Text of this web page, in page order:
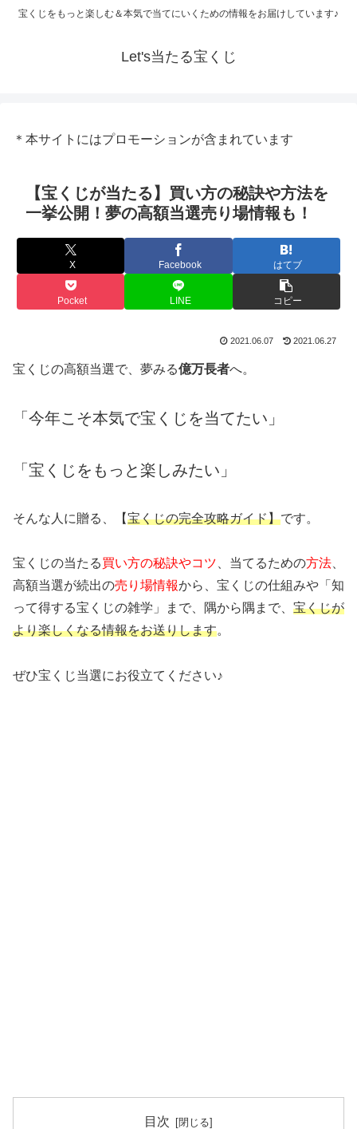
宝くじをもっと楽しむ＆本気で当てにいくための情報をお届けしています♪
Let's当たる宝くじ
＊本サイトにはプロモーションが含まれています
【宝くじが当たる】買い方の秘訣や方法を
一挙公開！夢の高額当選売り場情報も！
X Facebook はてブ
Pocket LINE コピー
2021.06.07 2021.06.27
宝くじの高額当選で、夢みる億万長者へ。
「今年こそ本気で宝くじを当てたい」
「宝くじをもっと楽しみたい」
そんな人に贈る、【宝くじの完全攻略ガイド】です。
宝くじの当たる買い方の秘訣やコツ 、当てるための方法
高額当選が続出の売り場情報から、宝くじの仕組みや「知
って得する宝くじの雑学」まで、隅から隅まで、 宝くじが
より楽しくなる情報をお送りします。
ぜひ宝くじ当選にお役立てください♪
目次